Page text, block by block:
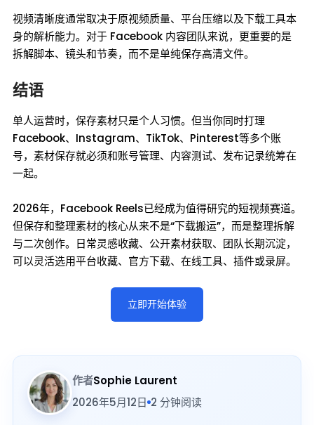
视频清晰度通常取决于原视频质量、平台压缩以及下载工具本
身的解析能力。对于 Facebook 内容团队来说，更重要的是
拆解脚本、镜头和节奏，而不是单纯保存高清文件。
结语
单人运营时，保存素材只是个人习惯。但当你同时打理
Facebook、Instagram、TikTok、Pinterest等多个账
号，素材保存就必须和账号管理、内容测试、发布记录统筹在
一起。
2026年，Facebook Reels已经成为值得研究的短视频赛道。
但保存和整理素材的核心从来不是“下载搬运”，而是整理拆解
与二次创作。日常灵感收藏、公开素材获取、团队长期沉淀，
可以灵活选用平台收藏、官方下载、在线工具、插件或录屏。
立即开始体验
作者Sophie Laurent
2026年5月12日 2 分钟阅读